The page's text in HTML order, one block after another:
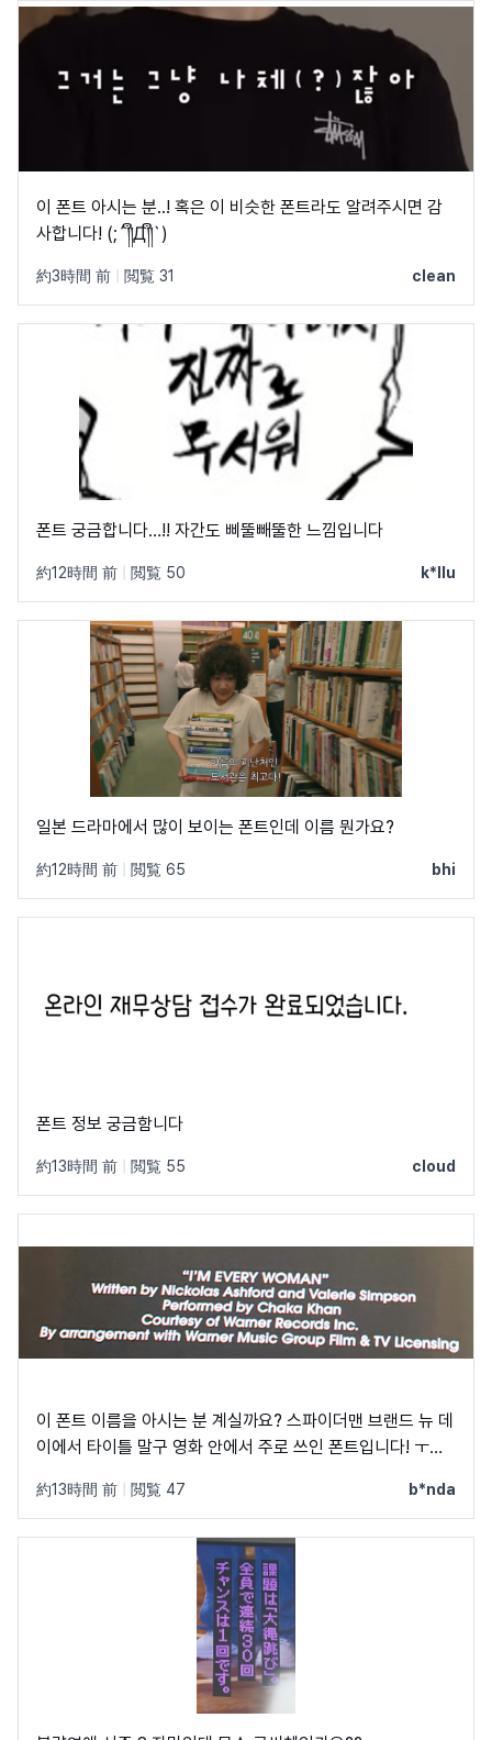
이 폰트 아시는 분..! 혹은 이 비슷한 폰트라도 알려주시면 감
사합니다! (;´༎ຶД༎ຶ`)
約3時間 前 閲覧 31 clean
폰트 궁금합니다…!! 자간도 삐뚤빼뚤한 느낌입니다
約12時間 前 閲覧 50 k*llu
일본 드라마에서 많이 보이는 폰트인데 이름 뭔가요?
約12時間 前 閲覧 65 bhi
폰트 정보 궁금함니다
約13時間 前 閲覧 55 cloud
이 폰트 이름을 아시는 분 계실까요? 스파이더맨 브랜드 뉴 데
이에서 타이틀 말구 영화 안에서 주로 쓰인 폰트입니다! ㅜㅜ
깝고 t가 유독 가로가 짧아서 예쁘더라구요
約13時間 前 閲覧 47 b*nda